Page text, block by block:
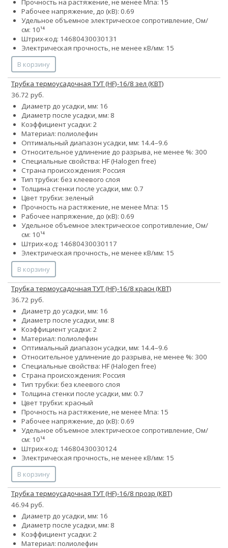
Прочность на растяжение, не менее Мпа: 15
Рабочее напряжение, до (кВ): 0.69
Удельное объемное электрическое сопротивление, Ом/
см: 10¹⁴
Штрих-код: 14680430030131
Электрическая прочность, не менее кВ/мм: 15
В корзину
Трубка термоусадочная ТУТ (HF)-16/8 зел (КВТ)
36.72 руб.
Диаметр до усадки, мм: 16
Диаметр после усадки, мм: 8
Коэффициент усадки: 2
Материал: полиолефин
Оптимальный диапазон усадки, мм: 14.4–9.6
Относительное удлинение до разрыва, не менее %: 300
Специальные свойства: HF (Halogen free)
Страна происхождения: Россия
Тип трубки: без клеевого слоя
Толщина стенки после усадки, мм: 0.7
Цвет трубки: зеленый
Прочность на растяжение, не менее Мпа: 15
Рабочее напряжение, до (кВ): 0.69
Удельное объемное электрическое сопротивление, Ом/
см: 10¹⁴
Штрих-код: 14680430030117
Электрическая прочность, не менее кВ/мм: 15
В корзину
Трубка термоусадочная ТУТ (HF)-16/8 красн (КВТ)
36.72 руб.
Диаметр до усадки, мм: 16
Диаметр после усадки, мм: 8
Коэффициент усадки: 2
Материал: полиолефин
Оптимальный диапазон усадки, мм: 14.4–9.6
Относительное удлинение до разрыва, не менее %: 300
Специальные свойства: HF (Halogen free)
Страна происхождения: Россия
Тип трубки: без клеевого слоя
Толщина стенки после усадки, мм: 0.7
Цвет трубки: красный
Прочность на растяжение, не менее Мпа: 15
Рабочее напряжение, до (кВ): 0.69
Удельное объемное электрическое сопротивление, Ом/
см: 10¹⁴
Штрих-код: 14680430030124
Электрическая прочность, не менее кВ/мм: 15
В корзину
Трубка термоусадочная ТУТ (HF)-16/8 прозр (КВТ)
46.94 руб.
Диаметр до усадки, мм: 16
Диаметр после усадки, мм: 8
Коэффициент усадки: 2
Материал: полиолефин